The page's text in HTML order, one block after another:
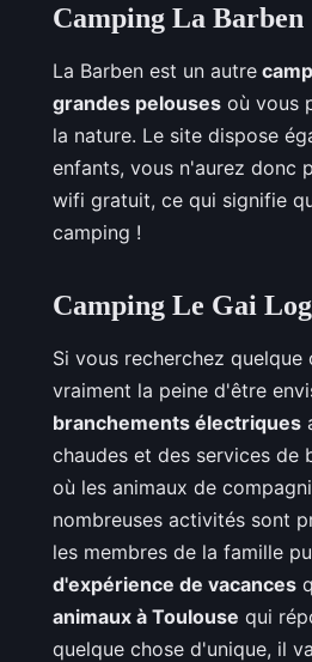
Camping La Barben
La Barben est un autre
grandes pelouses où vous
la nature. Le site dispose
enfants, vous n'aurez donc
wifi gratuit, ce qui signifie
camping !
Camping Le Gai
Si vous recherchez quelque
vraiment la peine d'être
branchements électriques
chaudes et des services de
où les animaux de
nombreuses activités sont
les membres de la famille
d'expérience de vacances
animaux à Toulouse qui
quelque chose d'unique, il